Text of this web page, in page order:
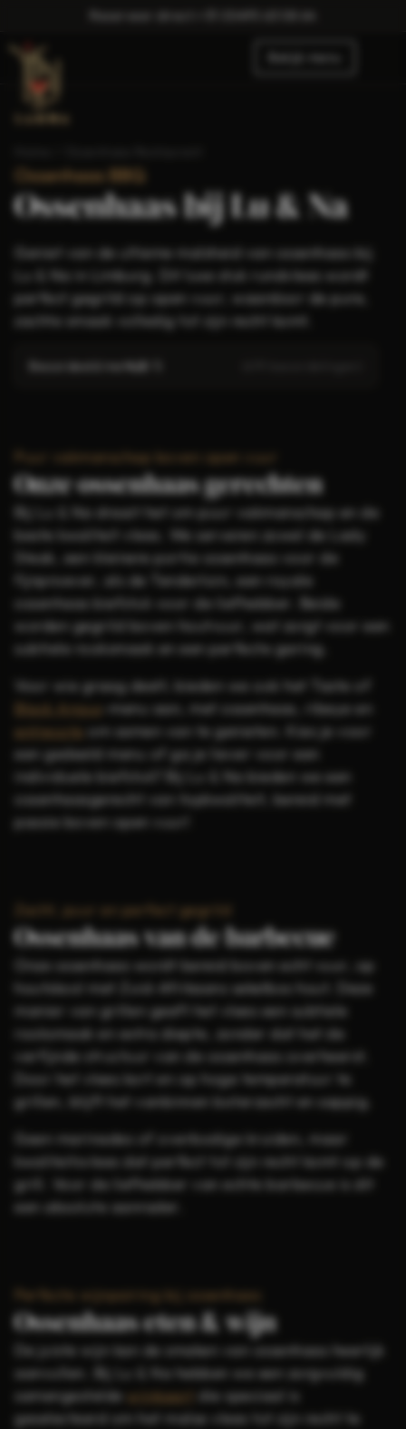
Ossenhaas BBQ
Ossenhaas bij Lu & Na
Geniet van de ultieme malsheid van ossenhaas bij
Lu & Na in Limburg. Dit luxe stuk rundvlees wordt
perfect gegrild op open vuur, waardoor de pure,
zachte smaak volledig tot zijn recht komt.
Beoordeeld met 4,8
Puur vakmanschap boven open vuur
Onze ossenhaas gerechten
Bij Lu & Na draait het om puur vakmanschap en de
beste kwaliteit vlees. We serveren zowel de Lady
Steak, een kleinere portie ossenhaas voor de
fijnproever, als de Tenderloin, een royale
ossenhaas biefstuk voor de liefhebber. Beide
worden gegrild boven houtvuur, wat zorgt voor een
subtiele rooksmaak en een perfecte garing.
Voor wie graag deelt, bieden we ook het Taste of
Black Angus -menu aan, met ossenhaas, ribeye en
entrecote om samen van te genieten. Kies je voor
een gedeeld menu of ga je liever voor een
individuele biefstuk? Bij Lu & Na bieden we een
ossenhaasgerecht van topkwaliteit, bereid met
passie boven open vuur!
Zacht, puur en perfect gegrild
Ossenhaas van de barbecue
Onze ossenhaas wordt bereid boven echt vuur, op
houtskool met Zuid-Afrikaans sekelbos hout. Deze
manier van grillen geeft het vlees een subtiele
rooksmaak en extra diepte, zonder dat het de
verfijnde structuur van de ossenhaas overheerst.
Door het vlees kort en op hoge temperatuur te
grillen, blijft het vanbinnen boterzacht en sappig.
Geen marinades of overbodige kruiden, maar
kwaliteitsvlees dat perfect tot zijn recht komt op de
grill. Voor de liefhebber van echte barbecue is dit
een absolute aanrader.
Perfecte wijnpairing bij ossenhaas
Ossenhaas eten & wijn
De juiste wijn kan de smaken van ossenhaas heerlijk
aanvullen. Bij Lu & Na hebben we een zorgvuldig
samengestelde wijnkaart
die speciaal is
geselecteerd om het malse vlees tot zijn recht te